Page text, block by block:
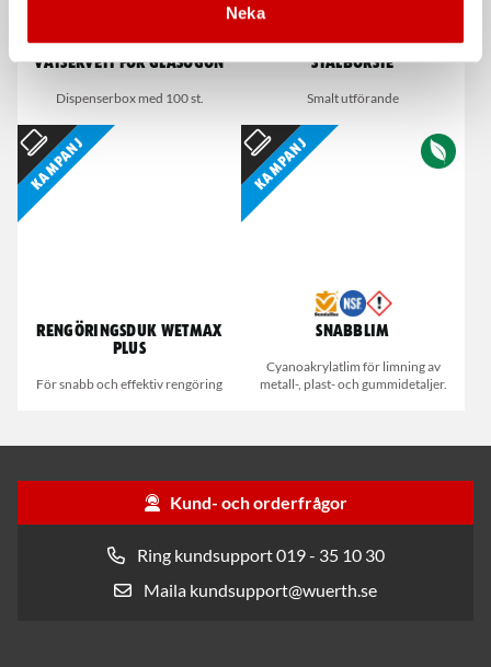
Neka
Våtservett för glasögon
Dispenserbox med 100 st.
Stålborste
Smalt utförande
Kampanj
Rengöringsduk Wetmax
Plus
För snabb och effektiv rengöring
Kampanj
Snabblim
Cyanoakrylatlim för limning av
metall-, plast- och gummidetaljer.
Kund- och orderfrågor
Ring kundsupport 019 - 35 10 30
Maila kundsupport@wuerth.se